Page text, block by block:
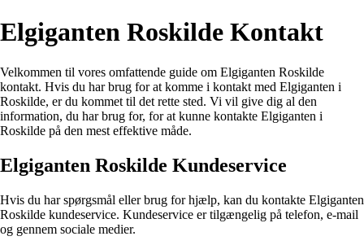
Elgiganten Roskilde Kontakt
Velkommen til vores omfattende guide om Elgiganten Roskilde
kontakt. Hvis du har brug for at komme i kontakt med Elgiganten i
Roskilde, er du kommet til det rette sted. Vi vil give dig al den
information, du har brug for, for at kunne kontakte Elgiganten i
Roskilde på den mest effektive måde.
Elgiganten Roskilde Kundeservice
Hvis du har spørgsmål eller brug for hjælp, kan du kontakte Elgiganten
Roskilde kundeservice. Kundeservice er tilgængelig på telefon, e-mail
og gennem sociale medier.